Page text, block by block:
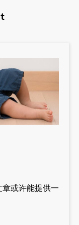
或许能提供一